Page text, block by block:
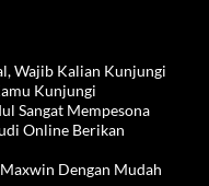
Wajib Kalian Kunjungi
Kunjungi
Sangat Mempesona
Online Berikan
Dengan Mudah